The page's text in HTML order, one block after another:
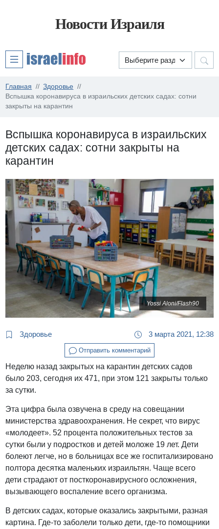
Новости Израиля
Главная
Здоровье
Вспышка коронавируса в израильских детских садах: сотни
закрыты на карантин
Вспышка коронавируса в израильских
детских садах: сотни закрыты на
карантин
Yossi Aloni/Flash90
Здоровье 3 марта 2021, 12:38
Отправить комментарий
Неделю назад закрытых на карантин детских садов
было 203, сегодня их 471, при этом 121 закрыты только
за сутки.
Эта цифра была озвучена в среду на совещании
министерства здравоохранения. Не секрет, что вирус
«молодеет». 52 процента положительных тестов за
сутки были у подростков и детей моложе 19 лет. Дети
болеют легче, но в больницах все же госпитализировано
полтора десятка маленьких израильтян. Чаще всего
дети страдают от посткоронавирусного осложнения,
вызывающего воспаление всего организма.
В детских садах, которые оказались закрытыми, разная
картина. Где-то заболели только дети, где-то помощники